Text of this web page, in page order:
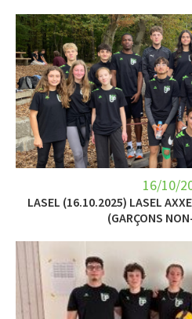
16/10/
LASEL (16.10.2025) LASEL
(GARÇONS